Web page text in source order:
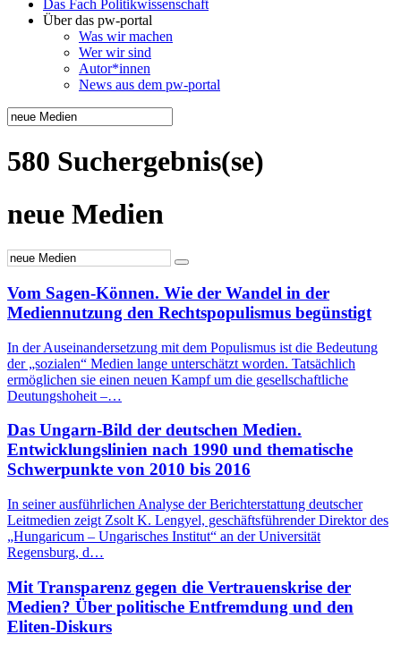
Das Fach Politikwissenschaft
Über das pw-portal
Was wir machen
Wer wir sind
Autor*innen
News aus dem pw-portal
580 Suchergebnis(se)
neue Medien
Vom Sagen-Können. Wie der Wandel in der
Mediennutzung den Rechtspopulismus begünstigt
In der Auseinandersetzung mit dem Populismus ist die Bedeutung
der „sozialen“ Medien lange unterschätzt worden. Tatsächlich
ermöglichen sie einen neuen Kampf um die gesellschaftliche
Deutungshoheit –…
Das Ungarn-Bild der deutschen Medien.
Entwicklungslinien nach 1990 und thematische
Schwerpunkte von 2010 bis 2016
In seiner ausführlichen Analyse der Berichterstattung deutscher
Leitmedien zeigt Zsolt K. Lengyel, geschäftsführender Direktor des
„Hungaricum – Ungarisches Institut“ an der Universität
Regensburg, d…
Mit Transparenz gegen die Vertrauenskrise der
Medien? Über politische Entfremdung und den
Eliten-Diskurs